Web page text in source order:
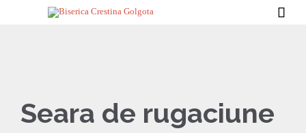

Seara de rugaciune